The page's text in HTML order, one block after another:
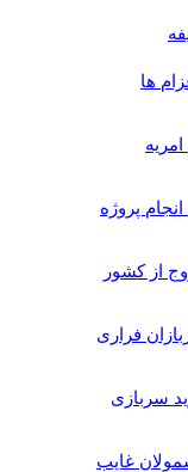
ها
پروژه
از کشور
فراری
سربازی
غایب